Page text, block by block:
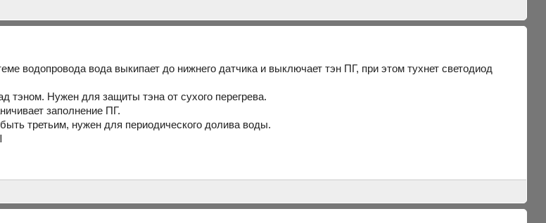
водопровода вода выкипает до нижнего датчика и выключает тэн ПГ, при этом тухнет светодиод
тэном. Нужен для защиты тэна от сухого перегрева.
заполнение ПГ.
третьим, нужен для периодического долива воды.